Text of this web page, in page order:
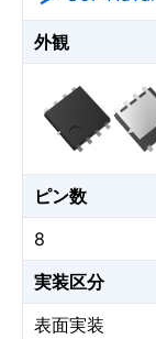
外観
ピン数
8
実装区分
表面実装